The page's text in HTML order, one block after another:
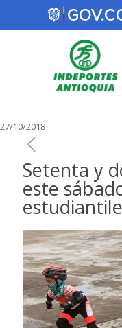
27/10/2018
Setenta y
este